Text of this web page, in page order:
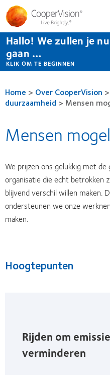
Overslaan
en
naar
de
inhoud
gaan
Hallo! We zullen je
gaan …
KLIK OM TE BEGINNEN
Home > Over CooperVision >
duurzaamheid > Mensen
Mensen
We prijzen ons gelukkig met
organisatie die echt betrokken
blijvend verschil willen maken.
ondersteunen we onze
maken.
Hoogtepunten
Rijden om
verminderen